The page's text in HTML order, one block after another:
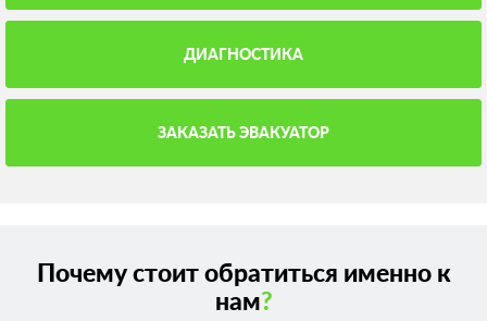
ДИАГНОСТИКА
ЗАКАЗАТЬ ЭВАКУАТОР
Почему стоит обратиться именно к
нам?